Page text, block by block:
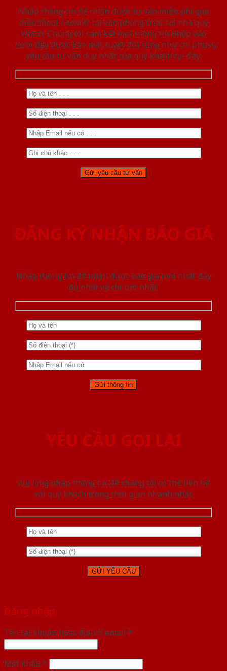
Nhập thông tin để nhận được tư vấn miễn phí qua
điện thoại / email/ tại văn phòng hoặc tại nhà quý
khách. Chúng tôi cam kết mọi thông tin nhập vào
dưới đây được bảo mật tuyệt đối cũng như chỉ phục vụ
yêu cầu tư vấn duy nhất của quý khách tại đây.
ĐĂNG KÝ NHẬN BÁO GIÁ
Nhập thông tin để nhận được báo giá mới nhât đầy
đủ nhất và chi tiết nhất.
YÊU CẦU GỌI LẠI
Vui lòng nhập thông tin để chúng tôi có thể liên hệ
với quý khách trong thời gian nhanh nhất.
Đăng nhập
Tên tài khoản hoặc địa chỉ email *
Mật khẩu *